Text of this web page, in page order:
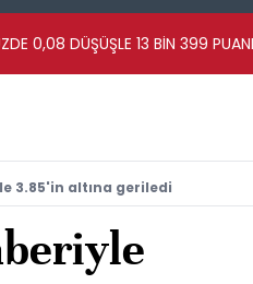
0,08 DÜŞÜŞLE 13 BİN 399
3.85'in altına geriledi